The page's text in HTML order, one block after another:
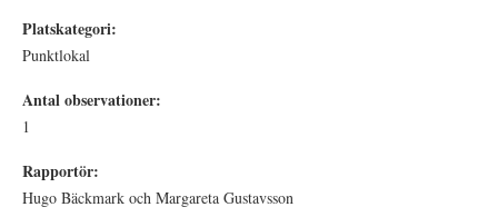
Platskategori:
Punktlokal
Antal observationer:
1
Rapportör:
Hugo Bäckmark och Margareta Gustavsson